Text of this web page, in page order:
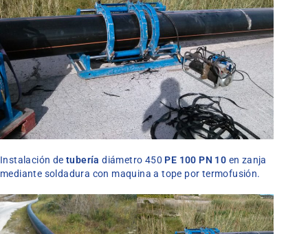
Instalación de tubería diámetro 450 PE 100 PN 10 en zanja
mediante soldadura con maquina a tope por termofusión.